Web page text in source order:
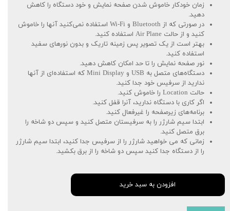
زمان خودکار خاموش شدن صفحه نمایش و خود دستگاه را کاهش
دهید.
در صورتی که از Bluetooth و Wi-Fi استفاده نمی‌‎کنید آنها را خاموش
کنید و از حالت Air Plane استفاده کنید.
بهتر است از یک تصویر پس زمینه تاریک و بدون نورهای سفید
استفاده کنید.
نور صفحه نمایش را تا حد امکان کاهش دهید.
دستگاه‌های متصل به USB و Mini Display که استفاده‌ای از آنها
ندارید از سرفیس خود جدا کنید.
حالت Location را خاموش کنید.
اگر کاری با دستگاه ندارید، آنرا قفل کنید.
برنامه‌های زیرصفحه را غیرفعال کنید.
ابتدا سیم شارژر را به سرفیستان متصل کنید و سپس دو شاخه را
برق متصل کنید.
زمانی که می خواهید شارژر را از سرفیس جدا کنید، ابتدا سیم شارژر
را از دستگاه جدا کنید سپس دو شاخه را از برق بکشید.
افزودن به سبد خرید